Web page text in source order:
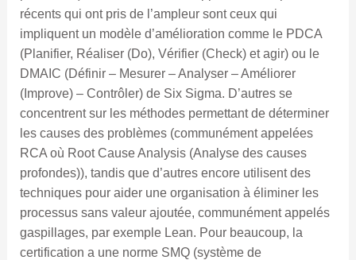
récents qui ont pris de l’ampleur sont ceux qui
impliquent un modèle d’amélioration comme le PDCA
(Planifier, Réaliser (Do), Vérifier (Check) et agir) ou le
DMAIC (Définir – Mesurer – Analyser – Améliorer
(Improve) – Contrôler) de Six Sigma. D’autres se
concentrent sur les méthodes permettant de déterminer
les causes des problèmes (communément appelées
RCA où Root Cause Analysis (Analyse des causes
profondes)), tandis que d’autres encore utilisent des
techniques pour aider une organisation à éliminer les
processus sans valeur ajoutée, communément appelés
gaspillages, par exemple Lean. Pour beaucoup, la
certification a une norme SMQ (système de